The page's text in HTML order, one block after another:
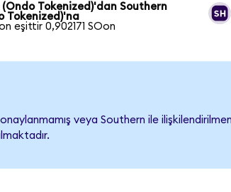
(Ondo Tokenized)'dan Southern
Tokenized)'na
eşittir 0,902171 SOon
veya Southern ile